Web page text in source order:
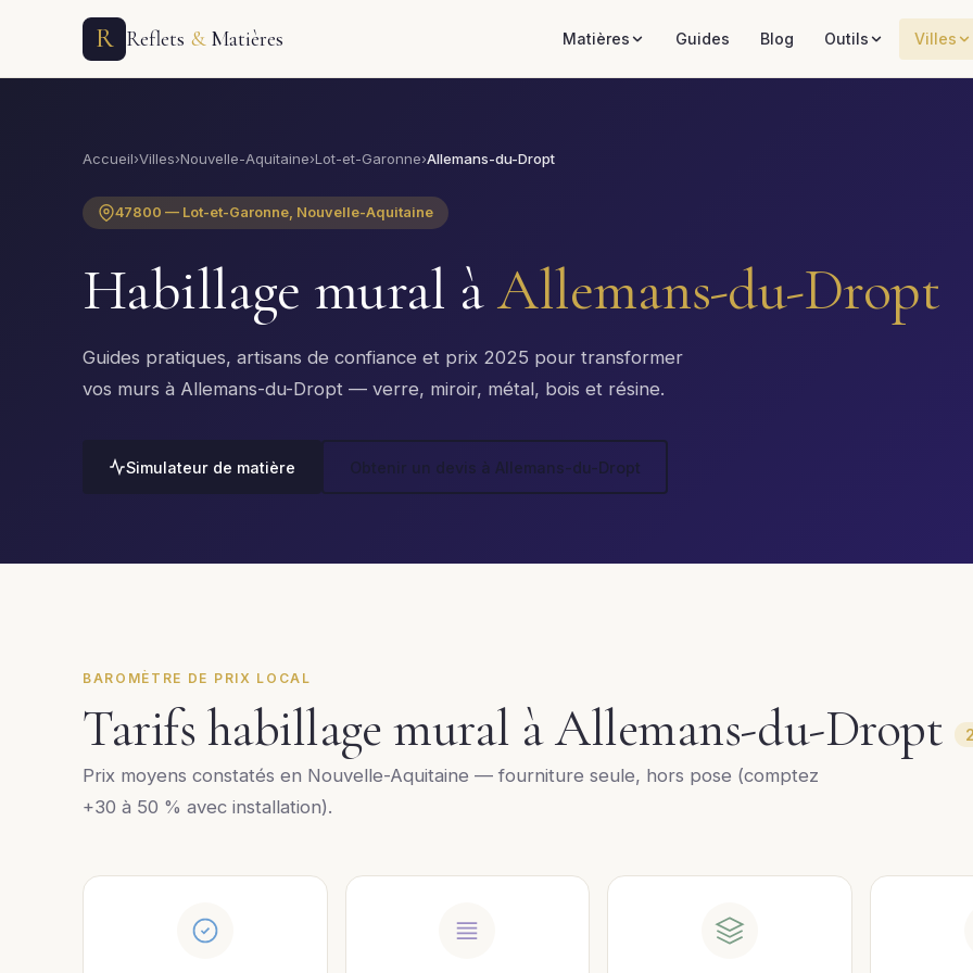
R Reflets &Matières Matières Guides Blog Outils Villes
Accueil›Villes›Nouvelle-Aquitaine›Lot-et-Garonne›Allemans-du-Dropt
47800 — Lot-et-Garonne, Nouvelle-Aquitaine
Habillage mural àAllemans-du-Dropt
Guides pratiques, artisans de confiance et prix 2025 pour transformer
vos murs à Allemans-du-Dropt — verre, miroir, métal, bois et résine.
Simulateur de matière Obtenir un devis à Allemans-du-Dropt
BAROMÈTRE DE PRIX LOCAL
Tarifs habillage mural à Allemans-du-Dropt
Prix moyens constatés en Nouvelle-Aquitaine — fourniture seule, hors pose (comptez
+30 à 50 % avec installation).